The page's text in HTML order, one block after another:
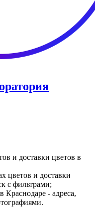
и доставки цветов в
цветов и доставки
с фильтрами;
Краснодаре - адреса,